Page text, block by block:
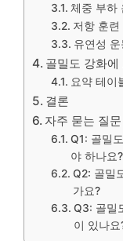
체중 부하
저항 훈련
유연성 운
골밀도 강화
요약 테이
결론
자주 묻는 질
Q1: 골밀
야 하나요?
Q2: 골밀
가요?
Q3: 골밀
이 있나요